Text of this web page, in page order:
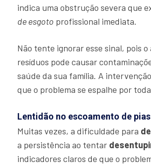
indica uma obstrução severa que
de esgoto profissional imediata.
Não tente ignorar esse sinal, pois o
resíduos pode causar
saúde da sua família. A
que o problema se espalhe por
Lentidão no escoamento de
Muitas vezes, a dificuldade para
a persistência ao tentar
indicadores claros de que o